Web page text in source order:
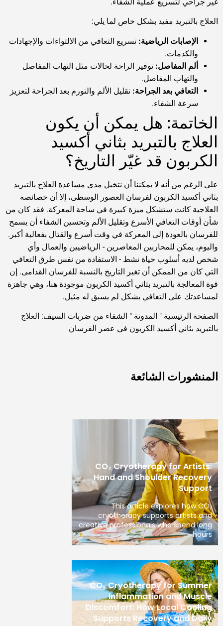
العلاج بالتبريد مفيد بشكل خاص لما يلي:
الإصابات الرياضية: تسريع التعافي من الالتواءات والإجهادات
والكدمات.
ألم المفاصل: توفير الراحة لحالات مثل التهاب المفاصل
والتهاب المفاصل.
التعافي بعد الجراحة: تقليل الألم والتورم بعد الجراحة لتعزيز
سرعة الشفاء.
الخاتمة: هل يمكن أن يكون
العلاج بالتبريد بثاني أكسيد
الكربون قد غيّر التاريخ؟
على الرغم من أنه لا يمكننا أن نتخيل مدى مساعدة العلاج بالتبريد
بثاني أكسيد الكربون لفرسان العصور الوسطى، إلا أن خصائصه
العلاجية كانت ستشكل ميزة كبيرة في ساحة المعركة. فقد كان من
شأن أوقات التعافي الأسرع وتقليل الألم وتحسين الشفاء أن يسمح
للفرسان بالعودة إلى المعركة في وقت أسرع والقتال بفعالية أكبر.
واليوم، يمكن للمحاربين المعاصرين - الرياضيين والعمال وأي
شخص لديه أسلوب حياة نشط - الاستفادة من نفس طرق التعافي
التي كان من الممكن أن تغير التاريخ بالنسبة للفرسان القدامى. إن
قوة المعالجة بالتبريد بثاني أكسيد الكربون موجودة هنا، وهي جاهزة
لمساعدتك على التعافي بشكل لم يسبق له مثيل.
الصفحة الرئيسية " المدونة " الشفاء من ضربات السيف: العلاج
بالتبريد بثاني أكسيد الكربون في عصر الفرسان
المنشورات الشائعة
CO₂ Cryotherapy for Artists:
Hand and Shoulder Recovery
Support
This article explores how CO₂
cryotherapy supports artists and
creative professionals who spend long
hours
CO₂ Cryotherapy for Summer
Inflammation and Muscle
Discomfort: How Local Cooling
Supports Recovery and Daily